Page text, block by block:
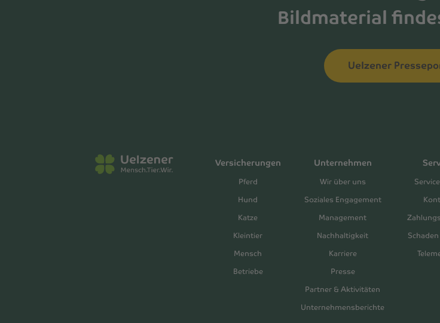
Bildmaterial
Uelzener
Versicherungen
Pferd
Hund
Katze
Kleintier
Mensch
Betriebe
Unternehmen
Wir über uns
Soziales Engagement
Management
Nachhaltigkeit
Karriere
Presse
Partner & Aktivitäten
Unternehmensberichte